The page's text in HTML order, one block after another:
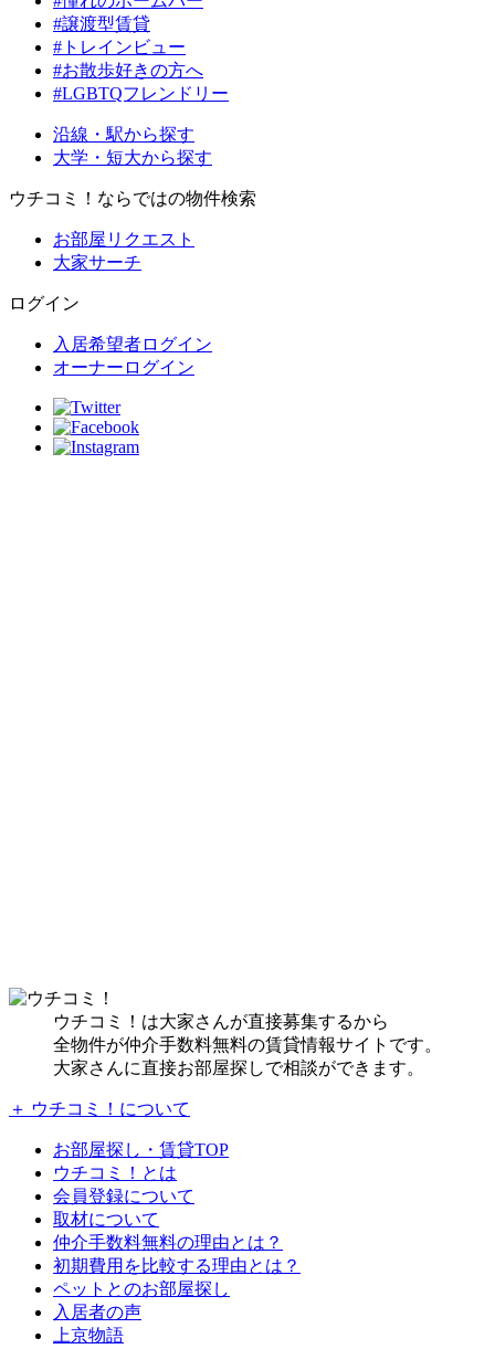
#譲渡型賃貸
#トレインビュー
#お散歩好きの方へ
#LGBTQフレンドリー
沿線・駅から探す
大学・短大から探す
ウチコミ！ならではの物件検索
お部屋リクエスト
大家サーチ
ログイン
入居希望者ログイン
オーナーログイン
ウチコミ！は大家さんが直接募集するから
全物件が仲介手数料無料の賃貸情報サイトです。
大家さんに直接お部屋探しで相談ができます。
＋ ウチコミ！について
お部屋探し・賃貸TOP
ウチコミ！とは
会員登録について
取材について
仲介手数料無料の理由とは？
初期費用を比較する理由とは？
ペットとのお部屋探し
入居者の声
上京物語